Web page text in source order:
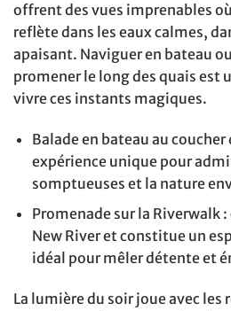
offrent des vues imprenables
reflète dans les eaux calmes,
apaisant. Naviguer en bateau
promener le long des quais est
vivre ces instants magiques.
Balade en bateau au
expérience unique pour
somptueuses et la nature
Promenade sur la Riverwalk
New River et constitue un
idéal pour mêler détente et
La lumière du soir joue avec les